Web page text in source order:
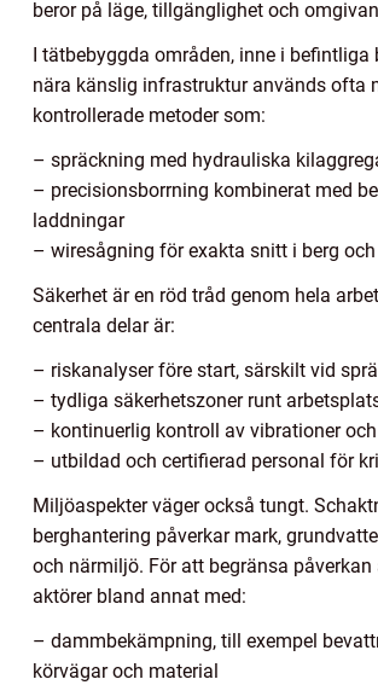
beror på läge, tillgänglighet och
I tätbebyggda områden, inne i befintliga
nära känslig infrastruktur används ofta
kontrollerade metoder som:
– spräckning med hydrauliska
– precisionsborrning kombinerat med
laddningar
– wiresågning för exakta snitt i berg
Säkerhet är en röd tråd genom hela
centrala delar är:
– riskanalyser före start, särskilt vid
– tydliga säkerhetszoner runt
– kontinuerlig kontroll av vibrationer
– utbildad och certifierad personal för
Miljöaspekter väger också tungt.
berghantering påverkar mark,
och närmiljö. För att begränsa påverkan
aktörer bland annat med:
– dammbekämpning, till exempel
körvägar och material